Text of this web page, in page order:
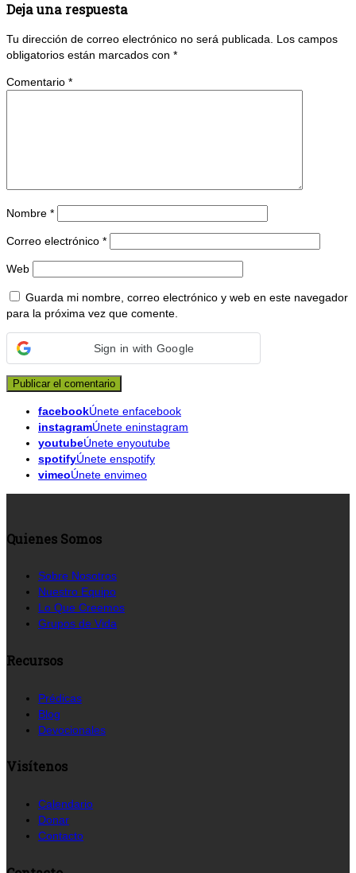
Deja una respuesta
Tu dirección de correo electrónico no será publicada.
Los campos
obligatorios están marcados con *
Comentario *
Nombre *
Correo electrónico *
Web
Guarda mi nombre, correo electrónico y web en este navegador
para la próxima vez que comente.
Sign in with Google
facebookÚnete enfacebook
instagramÚnete eninstagram
youtubeÚnete enyoutube
spotifyÚnete enspotify
vimeoÚnete envimeo
Quienes Somos
Sobre Nosotros
Nuestro Equipo
Lo Que Creemos
Grupos de Vida
Recursos
Prédicas
Blog
Devocionales
Visítenos
Calendario
Donar
Contacto